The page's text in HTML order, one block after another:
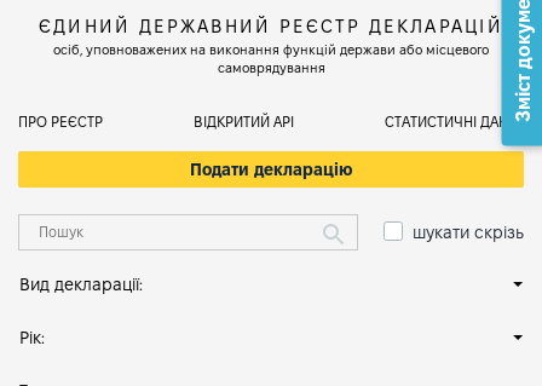
ЄДИНИЙ ДЕРЖАВНИЙ РЕЄСТР ДЕКЛАРАЦІЙ
осіб, уповноважених на виконання функцій держави або місцевого
самоврядування
ПРО РЕЄСТР ВІДКРИТИЙ АРІ СТАТИСТИЧНІ ДАНІ
Подати декларацію
шукати скрізь
Вид декларації:
Рік:
Зміст документа